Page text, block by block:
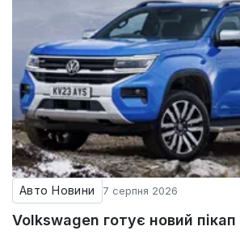
Авто Новини 7 серпня 2026
Volkswagen готує новий